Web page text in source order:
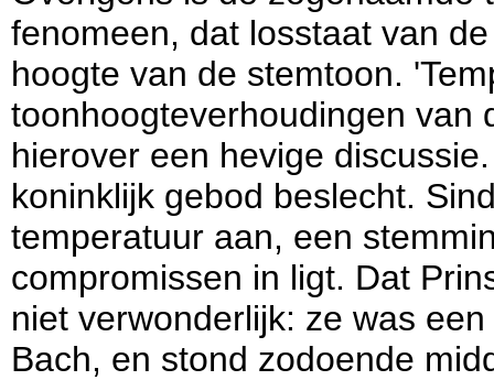
fenomeen, dat losstaat van
hoogte van de stemtoon.
toonhoogteverhoudingen van
hierover een hevige
koninklijk gebod beslecht.
temperatuur aan, een
compromissen in ligt. Dat
niet verwonderlijk: ze was
Bach, en stond zodoende